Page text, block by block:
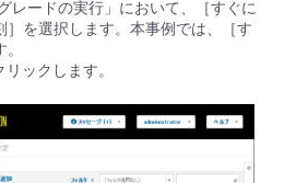
レードの実行」において、［すぐに
］を選択します。本事例では、［す
ックします。